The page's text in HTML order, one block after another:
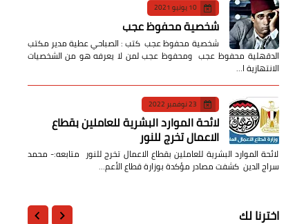
10 يونيو 2021
شخصية محفوظ عجب
شخصية محفوظ عجب كتب : الصباحي عطية مدير مكتب
الدقهلية محفوظ عجب ومحفوظ عجب لمن لا يعرفه هو من الشخصيات
الانتهازية ا…
23 نوفمبر 2022
لائحة الموارد البشرية للعاملين بقطاع
الاعمال تخرج للنور
لائحة الموارد البشرية للعاملين بقطاع الاعمال تخرج للنور متابعه:- محمد
سراج الدين كشفت مصادر مؤكدة بوزارة قطاع الأعم…
اخترنا لك